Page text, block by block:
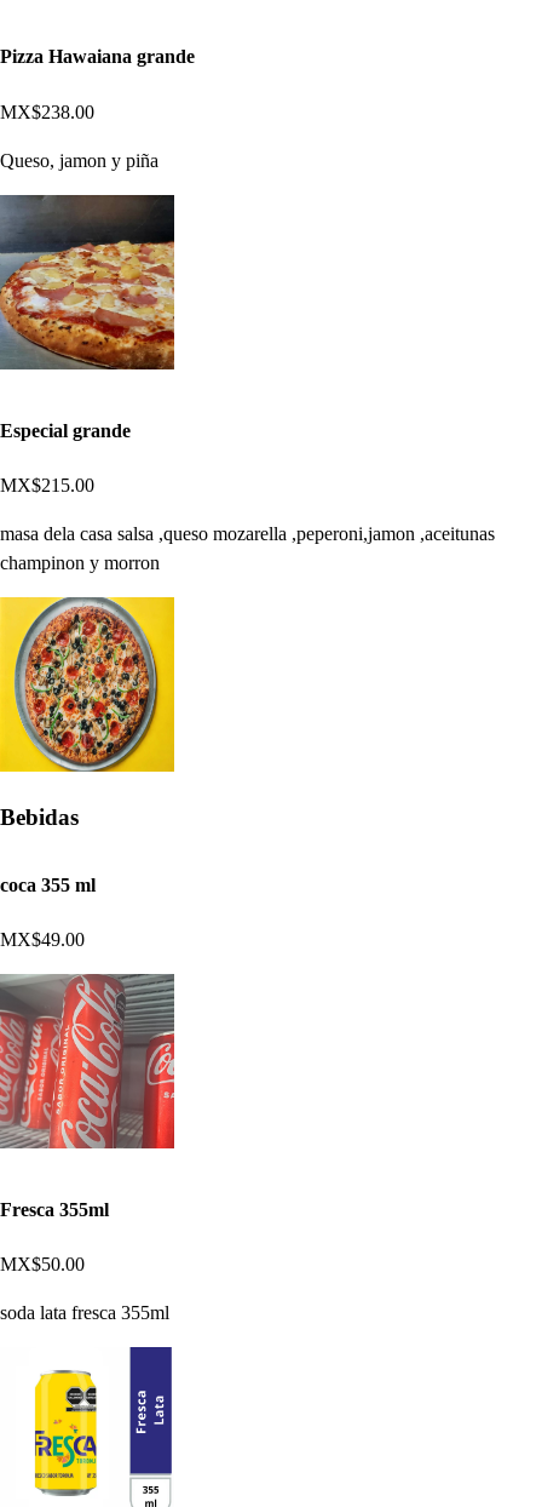
Pizza Hawaiana grande
MX$238.00
Queso, jamon y piña
Especial grande
MX$215.00
masa dela casa salsa ,queso mozarella ,peperoni,jamon ,aceitunas
champinon y morron
Bebidas
coca 355 ml
MX$49.00
Fresca 355ml
MX$50.00
soda lata fresca 355ml